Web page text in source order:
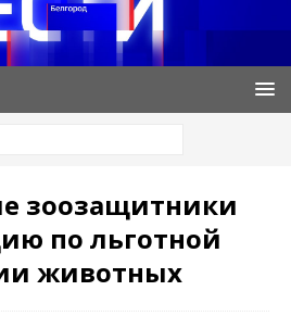
зоозащитники
по льготной
животных